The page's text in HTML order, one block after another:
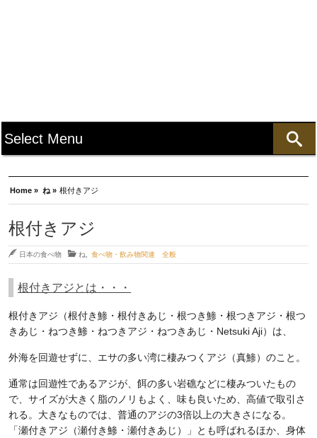
Home » ね » 根付きアジ
根付きアジ
日本の食べ物 ね 食べ物・飲み物関連 全般
根付きアジとは・・・
根付きアジ（根付き鯵・根付きあじ・根つき鯵・根つきアジ・根つ
きあじ・ねつき鯵・ねつきアジ・ねつきあじ・Netsuki Aji）は、
外海を回遊せずに、エサの多い湾に棲みつくアジ（真鯵）のこと。
通常は回遊性であるアジが、餌の多い岩礁などに棲みついたもの
で、サイズが大きく脂のノリもよく、味も良いため、高値で取引さ
れる。大きなものでは、普通のアジの3倍以上の大きさになる。
「瀬付きアジ（瀬付き鯵・瀬付きあじ）」とも呼ばれるほか、身体